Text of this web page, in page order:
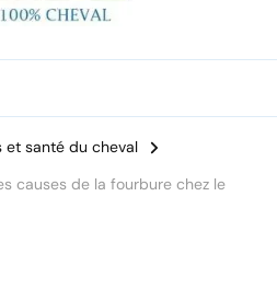
et santé du cheval
causes de la fourbure chez le